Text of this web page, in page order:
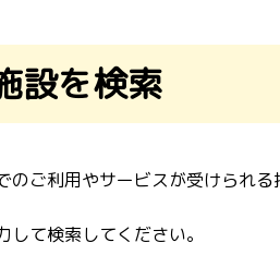
設を検索
のご利用やサービスが受けられ
て検索してください。